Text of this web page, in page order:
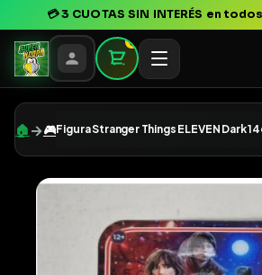
💳3 CUOTAS SIN INTERÉS en
0
🏠 →🎮Figura Stranger Things ELEVEN Dark